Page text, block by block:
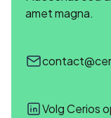
amet magna.
Volg Cerios